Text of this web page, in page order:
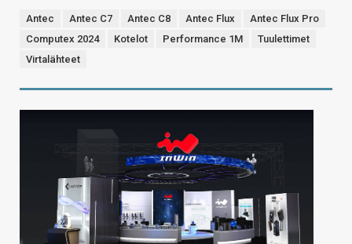
Antec Antec C7 Antec C8 Antec Flux
Antec Flux Pro
Computex 2024
Kotelot Performance 1M
Tuulettimet
Virtalähteet